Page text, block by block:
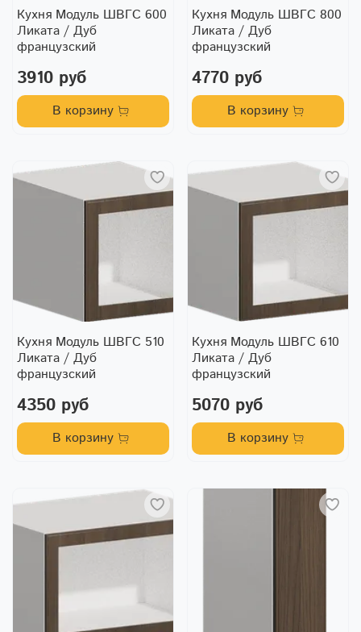
Кухня Модуль ШВГС 600
Ликата / Дуб
французский
3910 руб
В корзину
Кухня Модуль ШВГС 800
Ликата / Дуб
французский
4770 руб
В корзину
Кухня Модуль ШВГС 510
Ликата / Дуб
французский
4350 руб
В корзину
Кухня Модуль ШВГС 610
Ликата / Дуб
французский
5070 руб
В корзину